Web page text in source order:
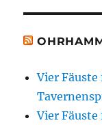
Vier
Vier